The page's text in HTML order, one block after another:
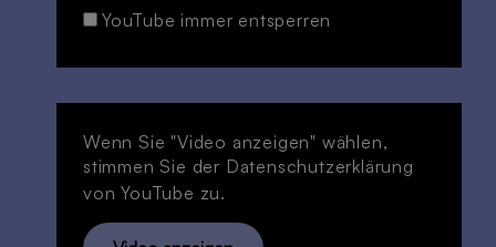
YouTube immer entsperren
Wenn Sie "Video anzeigen" wählen,
stimmen Sie der Datenschutzerklärung
von YouTube zu.